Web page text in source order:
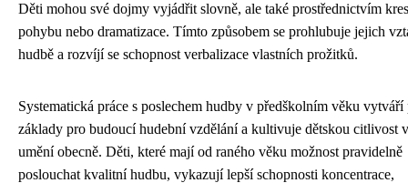
Děti mohou své dojmy vyjádřit slovně, ale také prostřednictvím
pohybu nebo dramatizace. Tímto způsobem se prohlubuje jejich
hudbě a rozvíjí se schopnost verbalizace vlastních prožitků.
Systematická práce s poslechem hudby v předškolním věku vytváří
základy pro budoucí hudební vzdělání a kultivuje dětskou citlivost
umění obecně. Děti, které mají od raného věku možnost pravidelně
poslouchat kvalitní hudbu, vykazují lepší schopnosti koncentrace,